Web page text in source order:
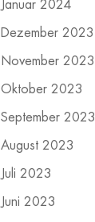
Januar 2024
Dezember 2023
November 2023
Oktober 2023
September 2023
August 2023
Juli 2023
Juni 2023